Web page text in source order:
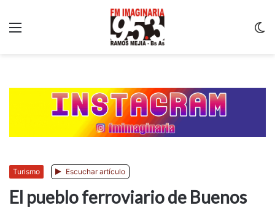
Turismo Escuchar artículo
El pueblo ferroviario de Buenos